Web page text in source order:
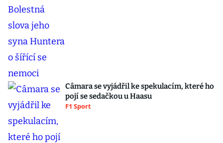
Câmara se vyjádřil ke spekulacím, které ho
pojí se sedačkou u Haasu
F1 Sport